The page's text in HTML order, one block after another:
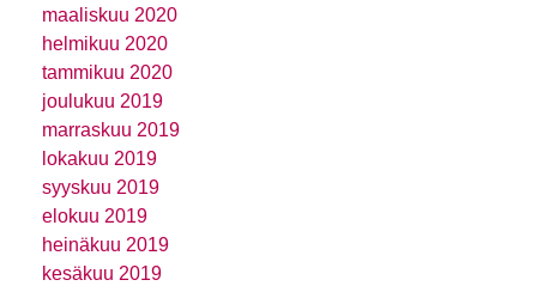
maaliskuu 2020
helmikuu 2020
tammikuu 2020
joulukuu 2019
marraskuu 2019
lokakuu 2019
syyskuu 2019
elokuu 2019
heinäkuu 2019
kesäkuu 2019